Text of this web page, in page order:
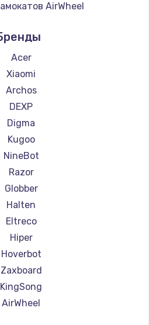
AirWheel
Hunter
Shorner
самокатов Joyor
Minimotors
самокатов Bork
Segway
самокатов KIRIN
Acer
Xiaomi
Archos
DEXP
Digma
Kugoo
NineBot
Razor
Globber
Halten
Eltreco
Hiper
Hoverbot
Zaxboard
KingSong
AirWheel